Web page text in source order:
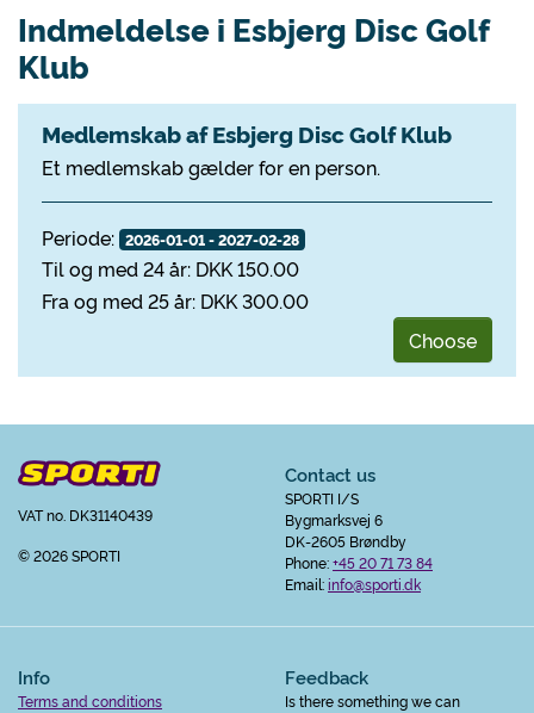
Indmeldelse i Esbjerg Disc Golf
Klub
Medlemskab af Esbjerg Disc Golf Klub
Et medlemskab gælder for en person.
Periode: 2026-01-01 - 2027-02-28
Til og med 24 år: DKK 150.00
Fra og med 25 år: DKK 300.00
Choose
VAT no. DK31140439
© 2026 SPORTI
Contact us
SPORTI I/S
Bygmarksvej 6
DK-2605 Brøndby
Phone:+45 20 71 73 84
Email:info@sporti.dk
Info
Terms and conditions
Feedback
Is there something we can